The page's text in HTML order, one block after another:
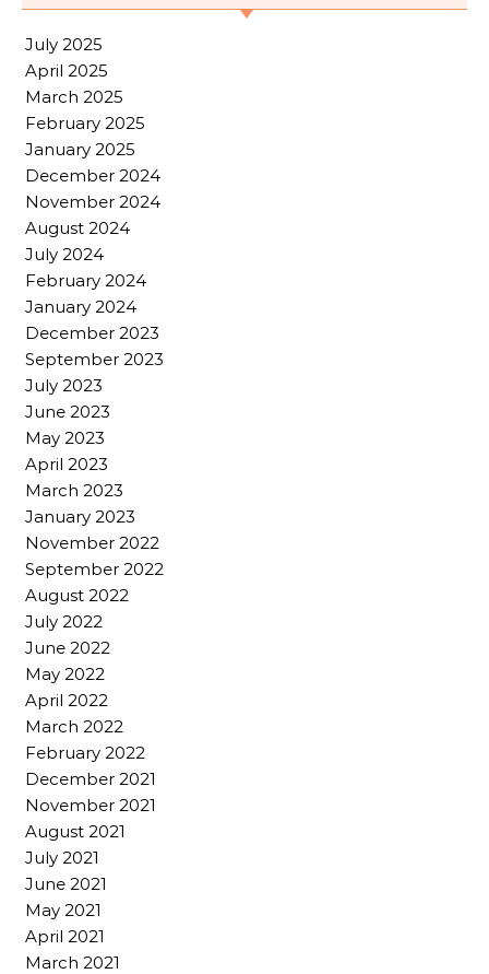
July 2025
April 2025
March 2025
February 2025
January 2025
December 2024
November 2024
August 2024
July 2024
February 2024
January 2024
December 2023
September 2023
July 2023
June 2023
May 2023
April 2023
March 2023
January 2023
November 2022
September 2022
August 2022
July 2022
June 2022
May 2022
April 2022
March 2022
February 2022
December 2021
November 2021
August 2021
July 2021
June 2021
May 2021
April 2021
March 2021